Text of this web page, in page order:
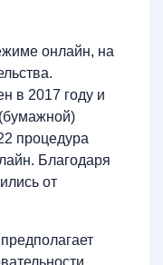
онлайн, на
в 2017 году и
процедура
Благодаря
от